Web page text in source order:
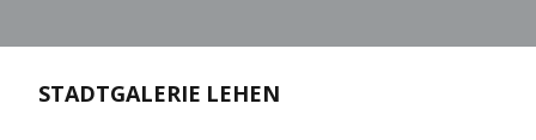
STADTGALERIE LEHEN